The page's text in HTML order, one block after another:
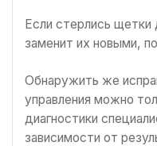
Если стерлись щетки
заменит их новыми,
Обнаружить же
управления можно
диагностики
зависимости от